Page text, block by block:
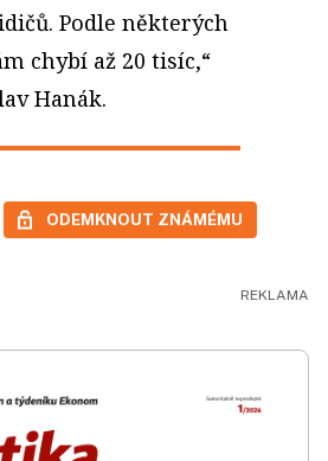
Podle některých
chybí až 20 tisíc,“
Hanák.
ODEMKNOUT ZNÁMÉMU